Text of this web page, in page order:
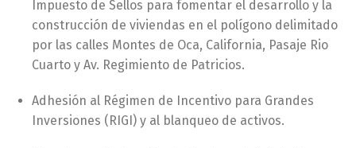
Impuesto de Sellos para fomentar el desarrollo y la
construcción de viviendas en el polígono delimitado
por las calles Montes de Oca, California, Pasaje Rio
Cuarto y Av. Regimiento de Patricios.
Adhesión al Régimen de Incentivo para Grandes
Inversiones (RIGI) y al blanqueo de activos.